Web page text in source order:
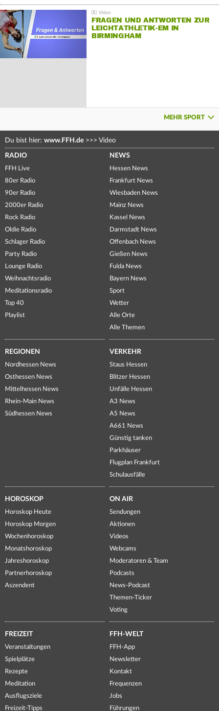
FRAGEN UND ANTWORTEN ZUR
LEICHTATHLETIK-EM IN
BIRMINGHAM
MEHR SPORT
Du bist hier: www.FFH.de >>> Video
RADIO
FFH Live
80er Radio
90er Radio
2000er Radio
Rock Radio
Oldie Radio
Schlager Radio
Party Radio
Lounge Radio
Weihnachtsradio
Meditationsradio
Top 40
Playlist
NEWS
Hessen News
Frankfurt News
Wiesbaden News
Mainz News
Kassel News
Darmstadt News
Offenbach News
Gießen News
Fulda News
Bayern News
Sport
Wetter
Alle Orte
Alle Themen
REGIONEN
Nordhessen News
Osthessen News
Mittelhessen News
Rhein-Main News
Südhessen News
VERKEHR
Staus Hessen
Blitzer Hessen
Unfälle Hessen
A3 News
A5 News
A661 News
Günstig tanken
Parkhäuser
Flugplan Frankfurt
Schulausfälle
HOROSKOP
Horoskop Heute
Horoskop Morgen
Wochenhoroskop
Monatshoroskop
Jahreshoroskop
Partnerhoroskop
Aszendent
ON AIR
Sendungen
Aktionen
Videos
Webcams
Moderatoren & Team
Podcasts
News-Podcast
Themen-Ticker
Voting
FREIZEIT
Veranstaltungen
Spielplätze
Rezepte
Meditation
Ausflugsziele
Freizeit-Tipps
FFH-WELT
FFH-App
Newsletter
Kontakt
Frequenzen
Jobs
Führungen